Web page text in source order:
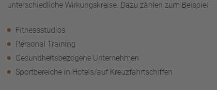
unterschiedliche Wirkungskreise. Dazu zählen zum Beispiel:
Fitnessstudios
Personal Training
Gesundheitsbezogene Unternehmen
Sportbereiche in Hotels/auf Kreuzfahrtschiffen